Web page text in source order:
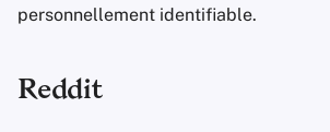
personnellement identifiable.
Reddit